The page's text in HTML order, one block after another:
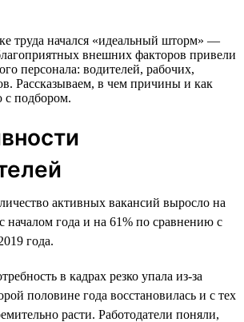
труда начался «идеальный шторм» —
внешних факторов привели
персонала: водителей, рабочих,
Рассказываем, в чем причины и как
с подбором.
активных вакансий выросло на
началом года и на 61% по сравнению с
года.
в кадрах резко упала из-за
половине года восстановилась и с тех
расти. Работодатели поняли,